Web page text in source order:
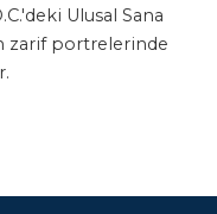
Ulusal Sana
zarif portrelerinde